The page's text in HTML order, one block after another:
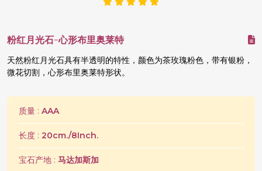
粉红月光石-心形布里奥莱特
天然粉红月光石具有半透明的特性，颜色为茶玫瑰粉色，带有银粉，
微花切割，心形布里奥莱特形状。
质量 : AAA
长度 : 20cm./8Inch.
宝石产地 : 马达加斯加